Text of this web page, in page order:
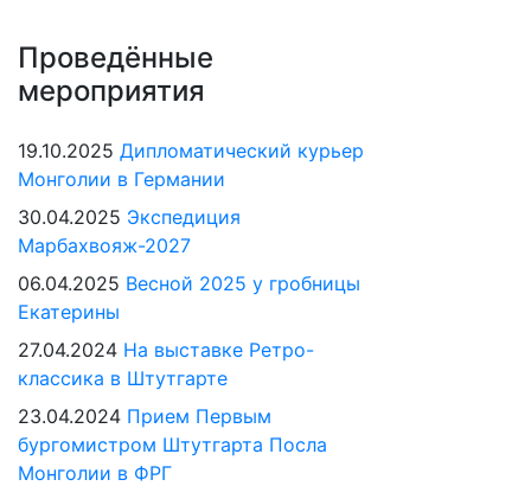
Проведённые
мероприятия
19.10.2025 Дипломатический курьер
Монголии в Германии
30.04.2025 Экспедиция
Марбахвояж-2027
06.04.2025 Весной 2025 у гробницы
Екатерины
27.04.2024 На выставке Ретро-
классика в Штутгарте
23.04.2024 Прием Первым
бургомистром Штутгарта Посла
Монголии в ФРГ